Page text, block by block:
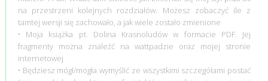
na przestrzeni kolejnych rozdziałów. Możesz zobaczyć ile z
tamtej wersji się zachowało, a jak wiele zostało zmienione
• Moja książka pt. Dolina Krasnoludów w formacie PDF. Jej
fragmenty można znaleźć na wattpadzie oraz mojej stronie
internetowej
• Będziesz mógł/mogła wymyślić ze wszystkimi szczegółami postać